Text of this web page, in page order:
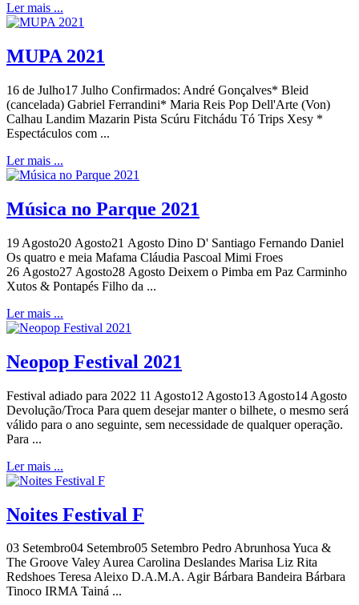
Ler mais ...
MUPA 2021
16 de Julho17 Julho Confirmados: André Gonçalves* Bleid
(cancelada) Gabriel Ferrandini* Maria Reis Pop Dell'Arte (Von)
Calhau Landim Mazarin Pista Scúru Fitchádu Tó Trips Xesy *
Espectáculos com ...
Ler mais ...
Música no Parque 2021
19 Agosto20 Agosto21 Agosto Dino D' Santiago Fernando Daniel
Os quatro e meia Mafama Cláudia Pascoal Mimi Froes
26 Agosto27 Agosto28 Agosto Deixem o Pimba em Paz Carminho
Xutos & Pontapés Filho da ...
Ler mais ...
Neopop Festival 2021
Festival adiado para 2022 11 Agosto12 Agosto13 Agosto14 Agosto
Devolução/Troca Para quem desejar manter o bilhete, o mesmo será
válido para o ano seguinte, sem necessidade de qualquer operação.
Para ...
Ler mais ...
Noites Festival F
03 Setembro04 Setembro05 Setembro Pedro Abrunhosa Yuca &
The Groove Valey Aurea Carolina Deslandes Marisa Liz Rita
Redshoes Teresa Aleixo D.A.M.A. Agir Bárbara Bandeira Bárbara
Tinoco IRMA Tainá ...